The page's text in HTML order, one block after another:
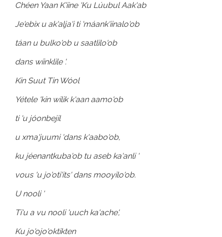
Chéen Yaan K'iine 'Ku Lúubul Aak'ab
Je'ebix u ak'alja'i ti 'máank'iinalo'ob
táan u bulko'ob u saatlilo'ob
dans wíinklile '.
Kin Suut Tin Wóol
Yétele 'kin wilik k'aan aamo'ob
ti 'u jóonbejil
u xma'juumi 'dans k'aabo'ob,
ku jéenantkuba'ob tu aseb ka'anli '
vous 'u jo'oti'its' dans mooyilo'ob.
U nooli '
Ti'u a vu nooli 'uuch ka'ache',
Ku jo'ojo'oktikten